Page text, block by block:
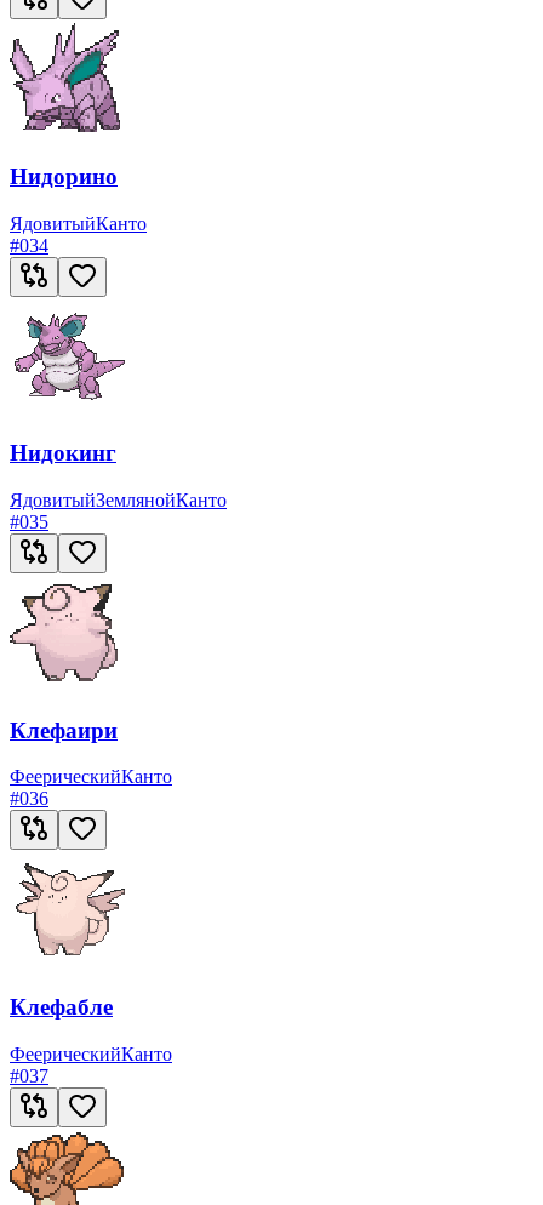
Нидорино
ЯдовитыйКанто
#034
Нидокинг
ЯдовитыйЗемлянойКанто
#035
Клефаири
ФеерическийКанто
#036
Клефабле
ФеерическийКанто
#037